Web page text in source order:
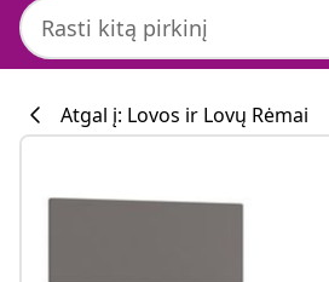
Atgal į: Lovos ir Lovų Rėmai